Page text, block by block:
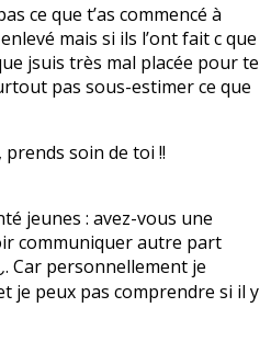
ce que t’as commencé à
mais si ils l’ont fait c que
jsuis très mal placée pour te
pas sous-estimer ce que
prends soin de toi !!
jeunes : avez-vous une
communiquer autre part
. Car personnellement je
je peux pas comprendre si il y